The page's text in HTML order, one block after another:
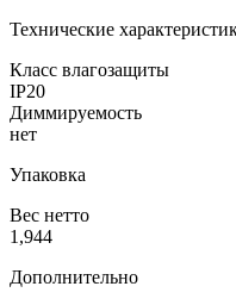
Технические
Класс влагозащиты
IP20
Диммируемость
нет
Упаковка
Вес нетто
1,944
Дополнительно